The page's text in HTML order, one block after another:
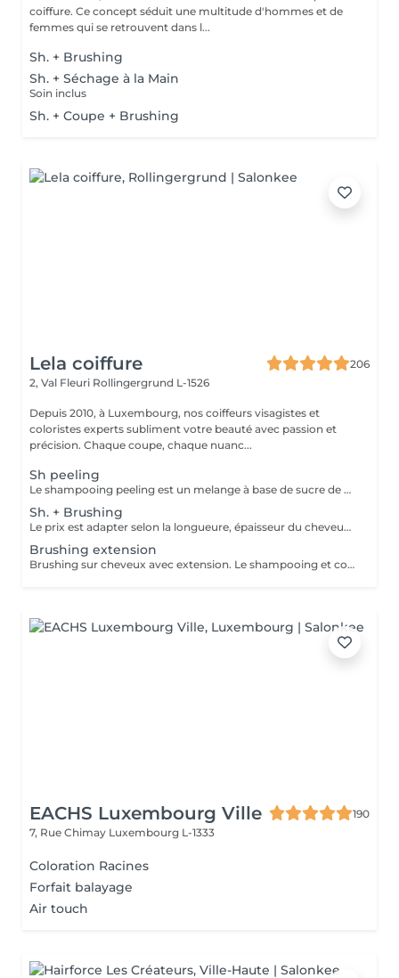
coiffure. Ce concept séduit une multitude d'hommes et de
femmes qui se retrouvent dans l...
Sh. + Brushing
Sh. + Séchage à la Main
Soin inclus
Sh. + Coupe + Brushing
Lela coiffure
206
2, Val Fleuri Rollingergrund L-1526
Depuis 2010, à Luxembourg, nos coiffeurs visagistes et
coloristes experts subliment votre beauté avec passion et
précision. Chaque coupe, chaque nuanc...
Sh peeling
Le shampooing peeling est un melange à base de sucre de canne et d'un Shampooing Tea Tree purifant.
Sh. + Brushing
Le prix est adapter selon la longueure, épaisseur du cheveux. Un supplément est ajouté sil y a utilisation dun outil chauffant ( plaque lissante ou boucleur). Compris dans le pris shampooing, conditionneur, produit coiffant et finition.
Brushing extension
Brushing sur cheveux avec extension. Le shampooing et conditionneur sont compris dans le prix.
EACHS Luxembourg Ville
190
7, Rue Chimay Luxembourg L-1333
Coloration Racines
Forfait balayage
Air touch